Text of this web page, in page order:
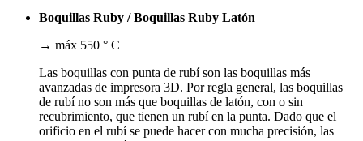
Boquillas Ruby / Boquillas Ruby Latón
→ máx 550 ° C
Las boquillas con punta de rubí son las boquillas más
avanzadas de impresora 3D. Por regla general, las boquillas
de rubí no son más que boquillas de latón, con o sin
recubrimiento, que tienen un rubí en la punta. Dado que el
orificio en el rubí se puede hacer con mucha precisión, las